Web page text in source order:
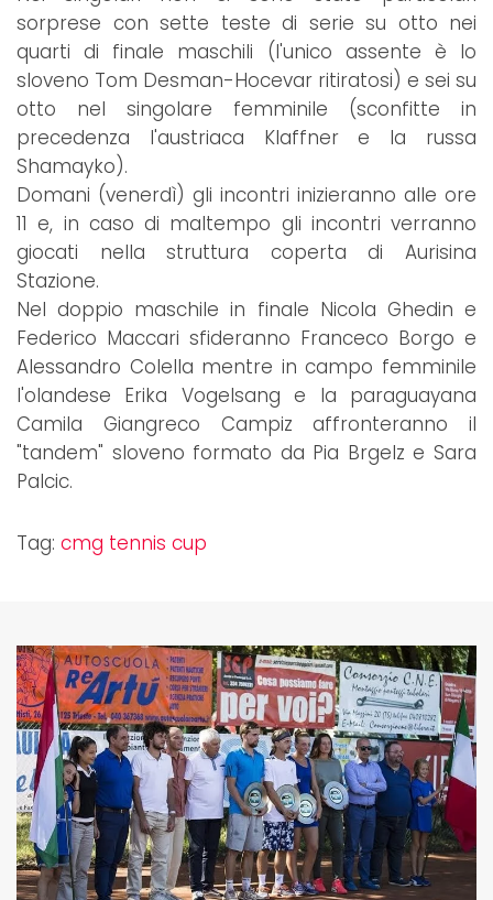
sorprese con sette teste di serie su otto nei
quarti di finale maschili (l'unico assente è lo
sloveno Tom Desman-Hocevar ritiratosi) e sei su
otto nel singolare femminile (sconfitte in
precedenza l'austriaca Klaffner e la russa
Shamayko).
Domani (venerdì) gli incontri inizieranno alle ore
11 e, in caso di maltempo gli incontri verranno
giocati nella struttura coperta di Aurisina
Stazione.
Nel doppio maschile in finale Nicola Ghedin e
Federico Maccari sfideranno Franceco Borgo e
Alessandro Colella mentre in campo femminile
l'olandese Erika Vogelsang e la paraguayana
Camila Giangreco Campiz affronteranno il
"tandem" sloveno formato da Pia Brgelz e Sara
Palcic.
Tag: cmg tennis cup